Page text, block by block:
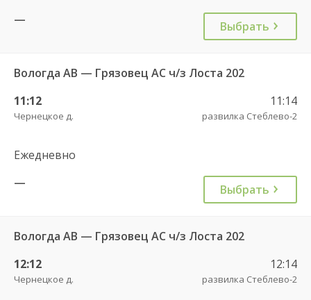
—
Выбрать
Вологда АВ — Грязовец АС ч/з Лоста 202
11:12
Чернецкое д.
11:14
развилка Стеблево-2
Ежедневно
—
Выбрать
Вологда АВ — Грязовец АС ч/з Лоста 202
12:12
Чернецкое д.
12:14
развилка Стеблево-2